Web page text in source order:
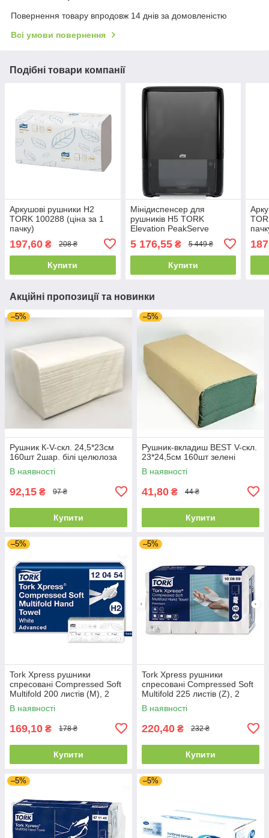
Повернення товару впродовж 14 днів за домовленістю
Всі умови повернення
Подібні товари компанії
Аркушові рушники H2
TORK 100288 (ціна за 1
пачку)
197,60 ₴ 208 ₴
Купити
Мінідиспенсер для
рушників H5 TORK
Elevation PeakServe
5 176,55₴ 5 449 ₴
Купити
Акційні пропозиції та новинки
–5%
Рушник К-V-скл. 24,5*23см
160шт 2шар. білі целюлоза
В наявності
92,15 ₴ 97 ₴
Купити
–5%
Рушник-вкладиш BEST V-скл.
23*24,5см 160шт зелені
В наявності
41,80 ₴ 44 ₴
Купити
–5%
Tork Xpress рушники
спресовані Compressed Soft
Multifold 200 листів (М), 2
шари, м'які H2 (ціна за 1
пачку)
В наявності
169,10 ₴ 178 ₴
Купити
–5%
Tork Xpress рушники
спресовані Compressed Soft
Multifold 225 листів (Z), 2
шари, м'які H2 (ціна за 1
пачку)
В наявності
220,40 ₴ 232 ₴
Купити
–5% –5%